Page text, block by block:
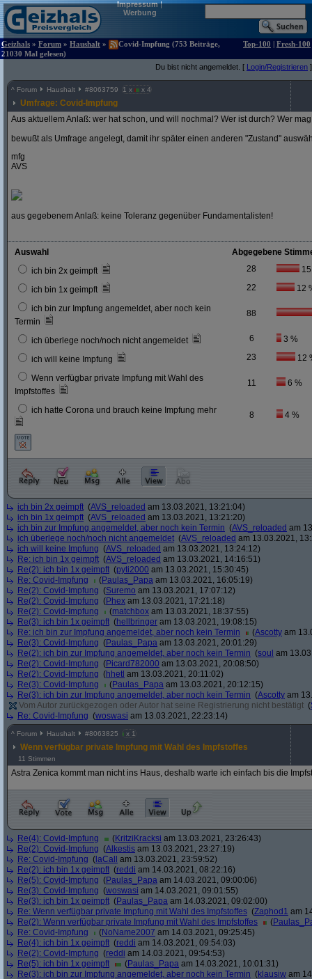
Impressum|
Werbung
Geizhals » Forum » Haushalt »
Covid-Impfung (753 Beiträge,
21030 Mal gelesen)
Top-100 | Fresh-100
Du bist nicht angemeldet. [ Login/Registrieren ]
^ Forum Haushalt #8063759 1 x x 4
Umfrage: Covid-Impfung
Aus aktuellem Anlaß: wer hat schon, und will nochmal? Wer ist durch? Wer
bewußt als Umfrage angelegt, damit ihr später einen anderen "Zustand"
mfg
AVS
aus gegebenem Anlaß: keine Toleranz gegenüber Fundamentalisten!
Auswahl
Abgegebene
ich bin 2x geimpft
28 15
ich bin 1x geimpft 22 12
ich bin zur Impfung angemeldet, aber noch kein
Termin
88
ich überlege noch/noch nicht angemeldet 6 3 %
ich will keine Impfung 23 12
Wenn verfügbar private Impfung mit Wahl des
Impfstoffes
11 6 %
ich hatte Corona und brauch keine Impfung mehr 8 4 %
ich bin 2x geimpft (AVS_reloaded am 13.03.2021, 13:21:04)
ich bin 1x geimpft (AVS_reloaded am 13.03.2021, 13:21:20)
ich bin zur Impfung angemeldet, aber noch kein Termin (AVS_reloaded am
ich überlege noch/noch nicht angemeldet (AVS_reloaded am 13.03.2021,
ich will keine Impfung (AVS_reloaded am 13.03.2021, 13:24:12)
Re: ich bin 1x geimpft (AVS_reloaded am 13.03.2021, 14:16:51)
Re(2): ich bin 1x geimpft (pyti2000 am 13.03.2021, 15:30:45)
Re: Covid-Impfung
(Paulas_Papa am 13.03.2021, 16:05:19)
Re(2): Covid-Impfung (Suremo am 13.03.2021, 17:07:12)
Re(2): Covid-Impfung (Phex am 13.03.2021, 17:21:18)
Re(2): Covid-Impfung
(matchbox am 13.03.2021, 18:37:55)
Re(3): ich bin 1x geimpft (hellbringer am 13.03.2021, 19:08:15)
Re: ich bin zur Impfung angemeldet, aber noch kein Termin
(Ascotty am
Re(3): Covid-Impfung (Paulas_Papa am 13.03.2021, 20:01:29)
Re(2): ich bin zur Impfung angemeldet, aber noch kein Termin (soul am
Re(2): Covid-Impfung (Picard782000 am 13.03.2021, 20:08:50)
Re(2): Covid-Impfung (hhetl am 13.03.2021, 20:11:02)
Re(3): Covid-Impfung
(Paulas_Papa am 13.03.2021, 20:12:15)
Re(3): ich bin zur Impfung angemeldet, aber noch kein Termin (Ascotty am
Vom Autor zurückgezogen oder Autor hat seine Registrierung nicht bestätigt (
Re: Covid-Impfung (woswasi am 13.03.2021, 22:23:14)
^ Forum Haushalt #8063825 x 1
Wenn verfügbar private Impfung mit Wahl des Impfstoffes
11 Stimmen
Astra Zenica kommt man nicht ins Haus, deshalb warte ich einfach bis die
Re(4): Covid-Impfung (KritziKracksi am 13.03.2021, 23:26:43)
Re(2): Covid-Impfung (Alkestis am 13.03.2021, 23:27:19)
Re: Covid-Impfung ( laCall
am 13.03.2021, 23:59:52)
Re(2): ich bin 1x geimpft (reddi am 14.03.2021, 08:22:16)
Re(5): Covid-Impfung (Paulas_Papa am 14.03.2021, 09:00:06)
Re(3): Covid-Impfung (woswasi am 14.03.2021, 09:01:55)
Re(3): ich bin 1x geimpft (Paulas_Papa am 14.03.2021, 09:02:00)
Re: Wenn verfügbar private Impfung mit Wahl des Impfstoffes (Zaphod1 am
Re(2): Wenn verfügbar private Impfung mit Wahl des Impfstoffes
(
Re: Covid-Impfung
(NoName2007 am 14.03.2021, 09:25:45)
Re(4): ich bin 1x geimpft (reddi am 14.03.2021, 09:54:03)
Re(2): Covid-Impfung (reddi am 14.03.2021, 09:54:53)
Re(5): ich bin 1x geimpft
(Paulas_Papa am 14.03.2021, 10:01:31)
Re(3): ich bin zur Impfung angemeldet, aber noch kein Termin (klausiw am